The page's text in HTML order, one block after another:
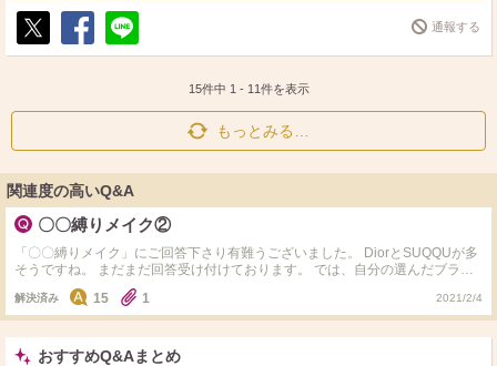
ポ
シ
送
通報する
15件中 1 - 11件を表示
もっとみる…
関連度の高いQ&A
〇〇縛りメイク②
「〇〇縛りメイク」にご回答下さり有難うございました。 DiorとSUQQUが多
そうですね。 まだまだ回答受け付けております。 では、自分の選んだブラン
ドでメイクしてみましょう。 こちらの質問では、〇〇縛りでバーチャルメイ
クをするかのようにベースやポイントメイクを商品名や品番をあげてお教え下
さい。(廃盤のものでも結構です) 商品タグもつけていただけますと嬉しいで
す。 2つの質問とも解決済後も回答してくださって構いませんので、ゆっくり
楽しんでいただけましたら幸いです。
解決済み 15 1 2021/2/4
おすすめQ&Aまとめ